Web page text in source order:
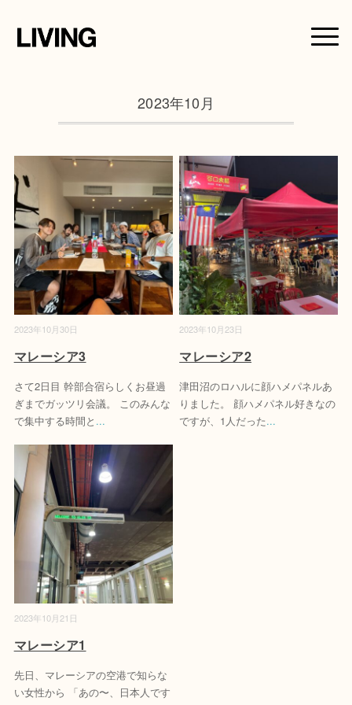
2023年10月
2023年10月30日
マレーシア3
さて2日目 幹部合宿らしくお昼過
ぎまでガッツリ会議。 このみんな
で集中する時間と ...
2023年10月23日
マレーシア2
津田沼のロハルに顔ハメパネルあ
りました。 顔ハメパネル好きなの
ですが、1人だった...
2023年10月21日
マレーシア1
先日、マレーシアの空港で知らな
い女性から 「あの〜、日本人です